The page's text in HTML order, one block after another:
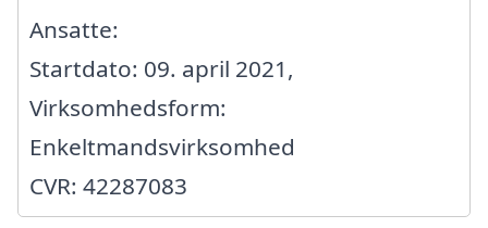
Ansatte:
Startdato: 09. april 2021,
Virksomhedsform:
Enkeltmandsvirksomhed
CVR: 42287083